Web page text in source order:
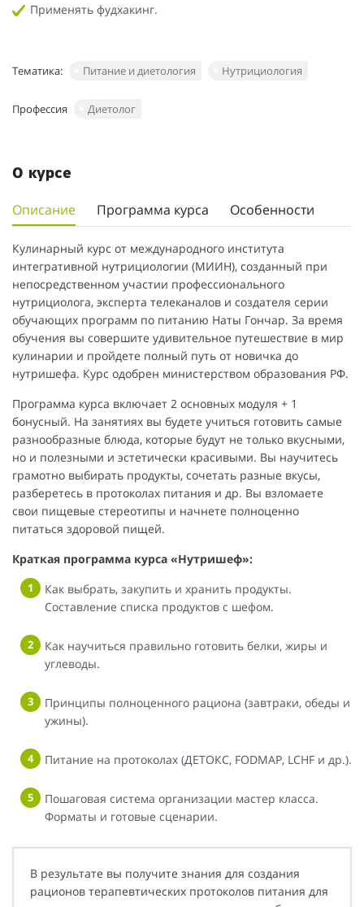
Применять фудхакинг.
Тематика: Питание и диетология Нутрициология
Профессия Диетолог
О курсе
Описание Программа курса Особенности
Кулинарный курс от международного института
интегративной нутрициологии (МИИН), созданный при
непосредственном участии профессионального
нутрициолога, эксперта телеканалов и создателя серии
обучающих программ по питанию Наты Гончар. За время
обучения вы совершите удивительное путешествие в мир
кулинарии и пройдете полный путь от новичка до
нутришефа. Курс одобрен министерством образования РФ.
Программа курса включает 2 основных модуля + 1
бонусный. На занятиях вы будете учиться готовить самые
разнообразные блюда, которые будут не только вкусными,
но и полезными и эстетически красивыми. Вы научитесь
грамотно выбирать продукты, сочетать разные вкусы,
разберетесь в протоколах питания и др. Вы взломаете
свои пищевые стереотипы и начнете полноценно
питаться здоровой пищей.
Краткая программа курса «Нутришеф»:
Как выбрать, закупить и хранить продукты.
Составление списка продуктов с шефом.
Как научиться правильно готовить белки, жиры и
углеводы.
Принципы полноценного рациона (завтраки, обеды и
ужины).
Питание на протоколах (ДЕТОКС, FODMAP, LCHF и др.).
Пошаговая система организации мастер класса.
Форматы и готовые сценарии.
В результате вы получите знания для создания
рационов терапевтических протоколов питания для